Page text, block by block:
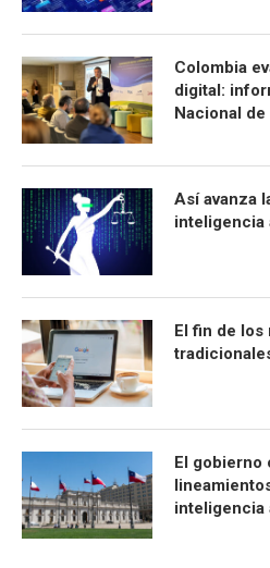
Colombia
digital:
Nacional
Así avanza
inteligencia
El fin de los
El gobierno
inteligencia